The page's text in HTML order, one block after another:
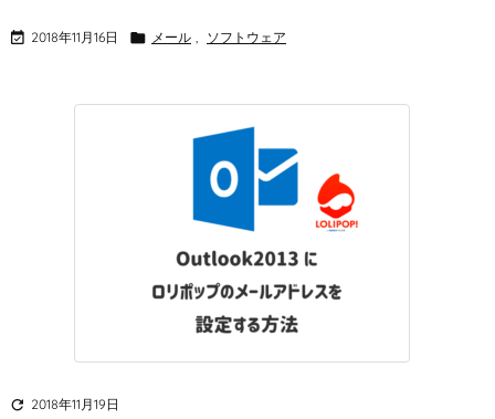
 2018年11月16日  メール , ソフトウェア
 2018年11月19日